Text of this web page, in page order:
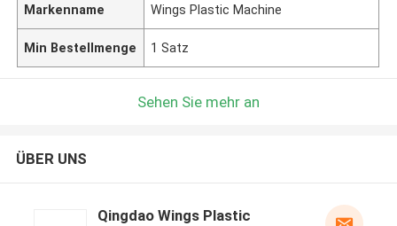
Markenname Wings Plastic Machine
Min Bestellmenge 1 Satz
Sehen Sie mehr an
ÜBER UNS
Qingdao Wings Plastic